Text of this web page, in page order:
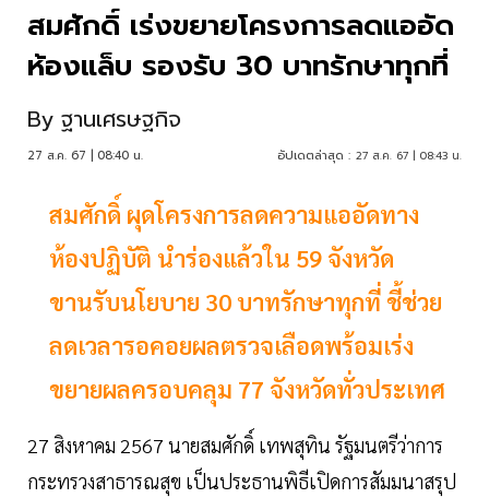
สมศักดิ์ เร่งขยายโครงการลดแออัด
ห้องแล็บ รองรับ 30 บาทรักษาทุกที่
By ฐานเศรษฐกิจ
27 ส.ค. 67 | 08:40 น. อัปเดตล่าสุด : 27 ส.ค. 67 | 08:43 น.
สมศักดิ์ ผุดโครงการลดความแออัดทาง
ห้องปฏิบัติ นำร่องแล้วใน 59 จังหวัด
ขานรับนโยบาย 30 บาทรักษาทุกที่ ชี้ช่วย
ลดเวลารอคอยผลตรวจเลือดพร้อมเร่ง
ขยายผลครอบคลุม 77 จังหวัดทั่วประเทศ
27 สิงหาคม 2567 นายสมศักดิ์ เทพสุทิน รัฐมนตรีว่าการ
กระทรวงสาธารณสุข เป็นประธานพิธีเปิดการสัมมนาสรุป